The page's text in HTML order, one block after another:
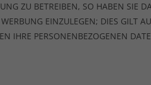
ZU BETREIBEN, SO HABEN SIE
EINZULEGEN; DIES GILT
IHRE PERSONENBEZOGENEN